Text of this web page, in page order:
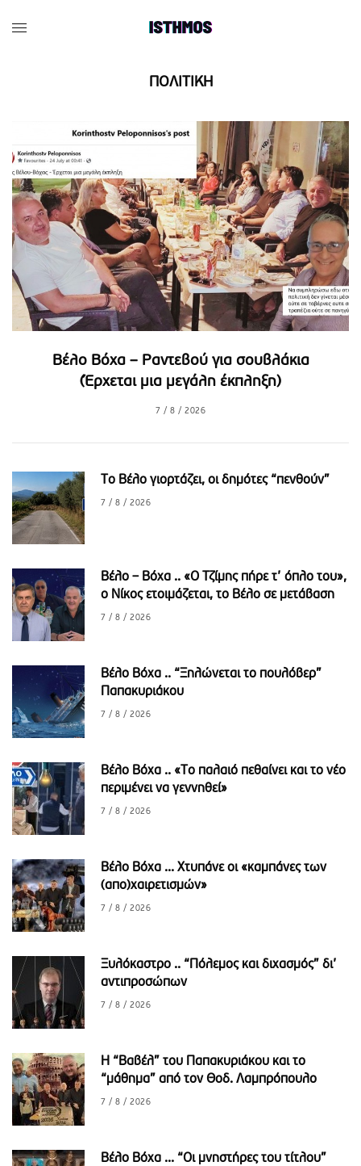
ΠΟΛΙΤΙΚΗ
Βέλο Βόχα – Ραντεβού για σουβλάκια
(Έρχεται μια μεγάλη έκπληξη)
7 / 8 / 2026
Το Βέλο γιορτάζει, οι δημότες “πενθούν”
7 / 8 / 2026
Βέλο – Βόχα .. «Ο Τζίμης πήρε τ’ όπλο του»,
o Νίκος ετοιμάζεται, το Βέλο σε μετάβαση
7 / 8 / 2026
Βέλο Βόχα .. “Ξηλώνεται το πουλόβερ”
Παπακυριάκου
7 / 8 / 2026
Βέλο Βόχα .. «Το παλαιό πεθαίνει και το νέο
περιμένει να γεννηθεί»
7 / 8 / 2026
Βέλο Βόχα ... Χτυπάνε οι «καμπάνες των
(απο)χαιρετισμών»
7 / 8 / 2026
Ξυλόκαστρο .. “Πόλεμος και διχασμός” δι’
αντιπροσώπων
7 / 8 / 2026
Η “Βαβέλ” του Παπακυριάκου και το
“μάθημα” από τον Θοδ. Λαμπρόπουλο
7 / 8 / 2026
Βέλο Βόχα ... “Οι μνηστήρες του τίτλου”